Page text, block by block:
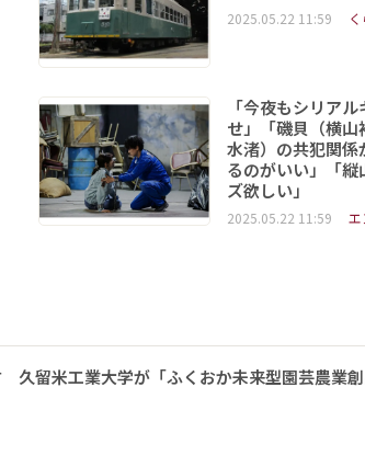
2025.05.22 11:59
「今夜もシリア
せ」「磯貝（横
水渚）の共犯関係
るのがいい」「縦
ズ欲しい」
2025.05.22 11:59 エ
久留米工業大学が「ふくおか未来型園芸農業